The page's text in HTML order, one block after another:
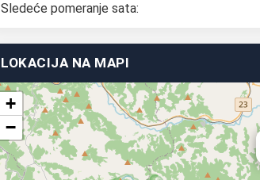
Sledeće pomeranje sata:
LOKACIJA NA MAPI
+
−